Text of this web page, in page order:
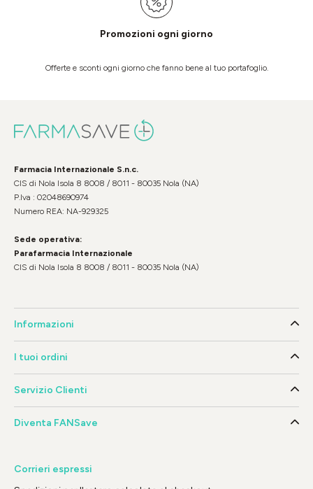
Promozioni ogni giorno
Offerte e sconti ogni giorno che fanno bene al tuo portafoglio.
Farmacia Internazionale S.n.c.
CIS di Nola Isola 8 8008 / 8011 - 80035 Nola (NA)
P.Iva : 02048690974
Numero REA: NA-929325
Sede operativa:
Parafarmacia Internazionale
CIS di Nola Isola 8 8008 / 8011 - 80035 Nola (NA)
Informazioni
I tuoi ordini
Servizio Clienti
Diventa FANSave
Corrieri espressi